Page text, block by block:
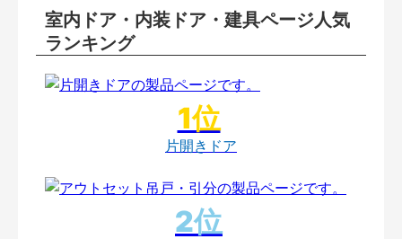
室内ドア・内装ドア・建具ページ人気
ランキング
片開きドア